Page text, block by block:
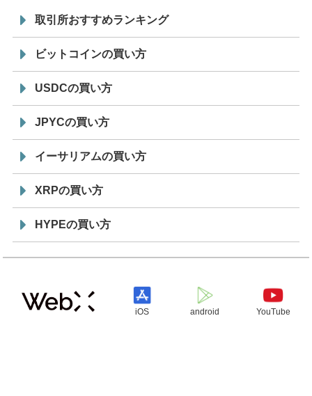
取引所おすすめランキング
ビットコインの買い方
USDCの買い方
JPYCの買い方
イーサリアムの買い方
XRPの買い方
HYPEの買い方
iOS android YouTube